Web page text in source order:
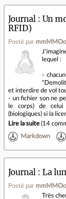
Journal
Un
RFID)
Posté par
lequel :
-
et interdire de vol
- un fichier son ne
le corps) de
(biologiques) si la
Lire la suite (14
Markdown
Journal La
Posté par
Très